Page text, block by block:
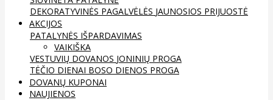
DEKORATYVINĖS PAGALVĖLĖS JAUNOSIOS PRIJUOSTĖ
AKCIJOS
PATALYNĖS IŠPARDAVIMAS
VAIKIŠKA
VESTUVIŲ DOVANOS JONINIŲ PROGA
TĖČIO DIENAI BOSO DIENOS PROGA
DOVANŲ KUPONAI
NAUJIENOS